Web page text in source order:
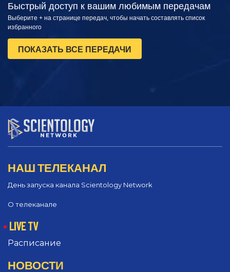
Быстрый доступ к вашим любимым передачам
Выберите + на странице передач, чтобы начать составлять список
избранного
ПОКАЗАТЬ ВСЕ ПЕРЕДАЧИ
НАШ ТЕЛЕКАНАЛ
День запуска канала Scientology Network
О телеканале
LIVE TV
Расписание
НОВОСТИ